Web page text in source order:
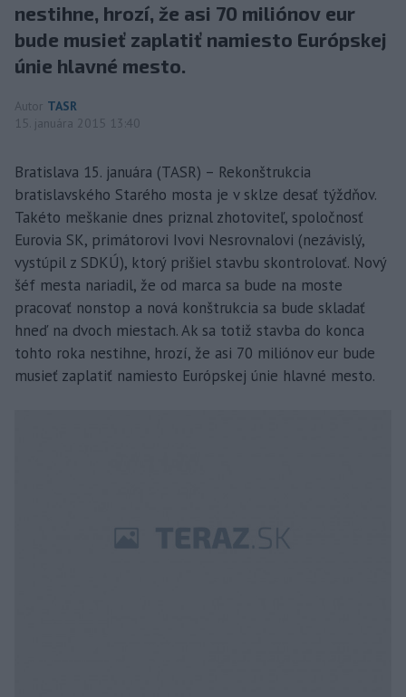
nestihne, hrozí, že asi 70 miliónov eur
bude musieť zaplatiť namiesto Európskej
únie hlavné mesto.
Autor TASR
15. januára 2015 13:40
Bratislava 15. januára (TASR) – Rekonštrukcia
bratislavského Starého mosta je v sklze desať týždňov.
Takéto meškanie dnes priznal zhotoviteľ, spoločnosť
Eurovia SK, primátorovi Ivovi Nesrovnalovi (nezávislý,
vystúpil z SDKÚ), ktorý prišiel stavbu skontrolovať. Nový
šéf mesta nariadil, že od marca sa bude na moste
pracovať nonstop a nová konštrukcia sa bude skladať
hneď na dvoch miestach. Ak sa totiž stavba do konca
tohto roka nestihne, hrozí, že asi 70 miliónov eur bude
musieť zaplatiť namiesto Európskej únie hlavné mesto.